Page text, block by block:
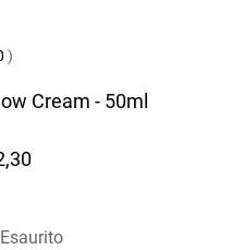
)
Cream - 50ml